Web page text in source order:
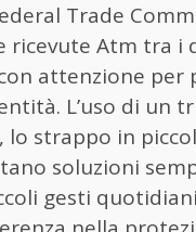
Trade
ricevute Atm tra i
attenzione per
L’uso di un
lo strappo in
soluzioni
gesti